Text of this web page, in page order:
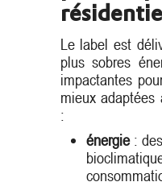
Le label est
plus sobres
impactantes
mieux
:
énergie: